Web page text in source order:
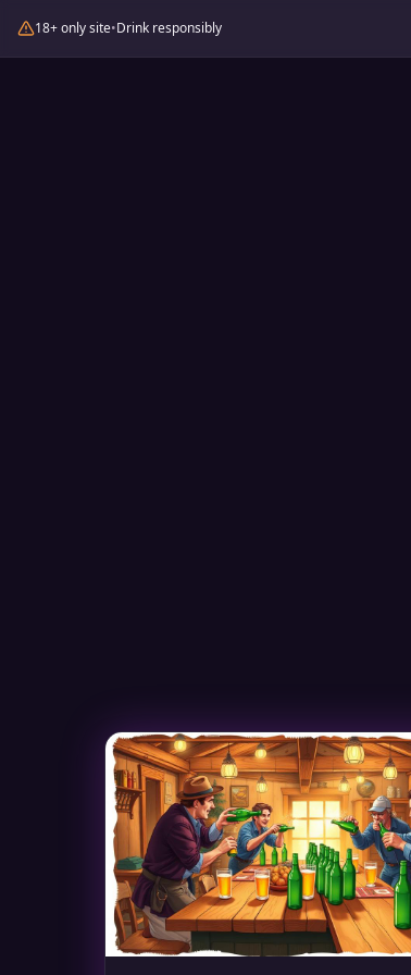
18+ only site•Drink responsibly